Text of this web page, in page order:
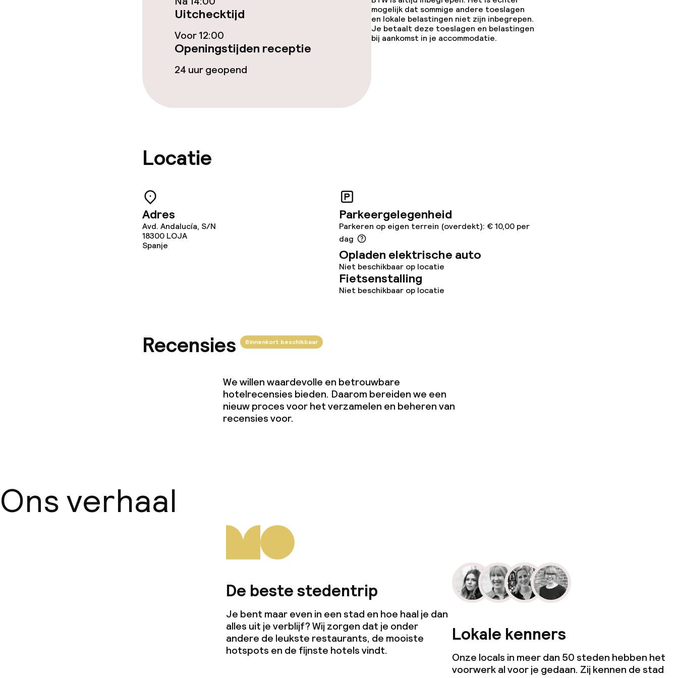
Schoonmaakvoorzieningen
Zakelijke faciliteiten
Uitchecktijd
Voor 12:00
Openingstijden receptie
24 uur geopend
mogelijk dat sommige andere toeslagen
en lokale belastingen niet zijn inbegrepen.
Je betaalt deze toeslagen en belastingen
bij aankomst in je accommodatie.
Locatie
Adres
Avd. Andalucía, S/N
18300 LOJA
Spanje
Parkeergelegenheid
Parkeren op eigen terrein (overdekt): € 10,00 per
dag
Opladen elektrische auto
Niet beschikbaar op locatie
Fietsenstalling
Niet beschikbaar op locatie
Recensies Binnenkort beschikbaar
We willen waardevolle en betrouwbare
hotelrecensies bieden. Daarom bereiden we een
nieuw proces voor het verzamelen en beheren van
recensies voor.
Ons verhaal
De beste stedentrip
Je bent maar even in een stad en hoe haal je dan
alles uit je verblijf? Wij zorgen dat je onder
andere de leukste restaurants, de mooiste
hotspots en de fijnste hotels vindt.
Lokale kenners
Onze locals in meer dan 50 steden hebben het
voorwerk al voor je gedaan. Zij kennen de stad